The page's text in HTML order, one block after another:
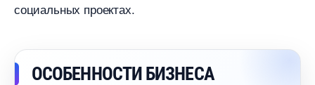
социальных проектах.
ОСОБЕННОСТИ БИЗНЕСА